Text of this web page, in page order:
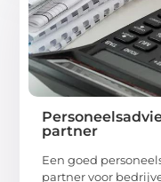
partner
Een goed
partner voor